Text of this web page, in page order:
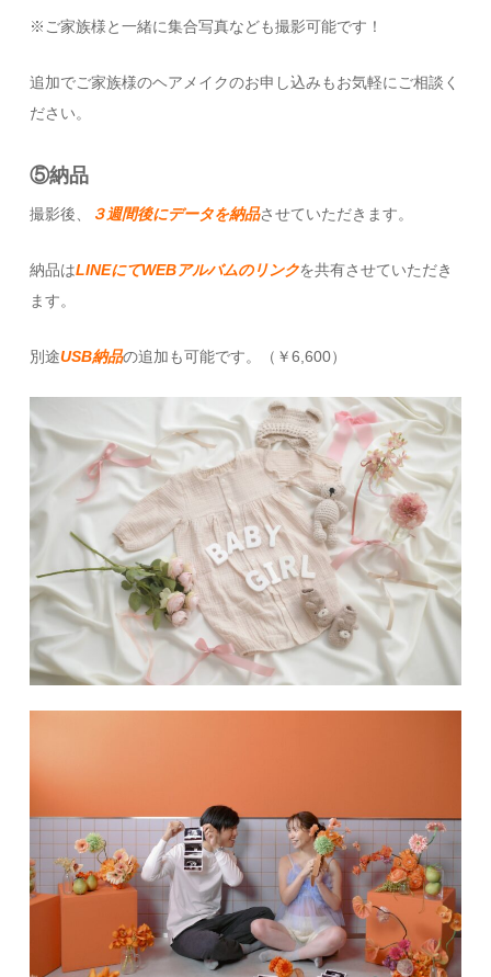
※ご家族様と一緒に集合写真なども撮影可能です！
追加でご家族様のヘアメイクのお申し込みもお気軽にご相談く
ださい。
⑤納品
撮影後、 ３週間後にデータを納品させていただきます。
納品はLINEにてWEBアルバムのリンクを共有させていただき
ます。
別途USB納品の追加も可能です。（￥6,600）